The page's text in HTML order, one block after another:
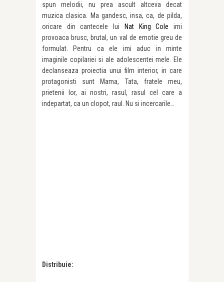
spun melodii, nu prea ascult altceva decat
muzica clasica. Ma gandesc, insa, ca, de pilda,
oricare din cantecele lui
Nat King Cole imi
provoaca brusc, brutal, un val de emotie greu de
formulat. Pentru ca ele imi aduc in minte
imaginile copilariei si ale adolescentei mele. Ele
declanseaza proiectia unui film interior, in care
protagonisti sunt Mama, Tata, fratele meu,
prietenii lor, ai nostri, rasul, rasul cel care a
indepartat, ca un clopot, raul. Nu si incercarile…
Distribuie: